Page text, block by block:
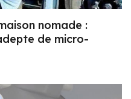
nomade :
de micro-